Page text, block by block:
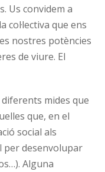
Us convidem a
col·lectiva que ens
nostres potències
de viure. El
diferents mides que
que, en el
social als
per desenvolupar
Alguna